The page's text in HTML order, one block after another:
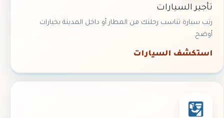
تأجير السيارات
رتب سيارة تناسب رحلتك من المطار أو داخل المدينة بخيارات
أوضح.
استكشف السيارات